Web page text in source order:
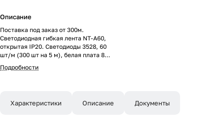
Описание
Поставка под заказ от 300м.
Светодиодная гибкая лента NT-A60,
открытая IP20. Светодиоды 3528, 60
шт/м (300 шт на 5 м), белая плата 8
мм, скотч 3M. Цвет ТЁПЛЫЙ 2700 K,
цветопередача CRI>90, угол 120°.
светодиодов. Пакет 5м. Цена за 1м.
Подробности
Характеристики Описание Документы